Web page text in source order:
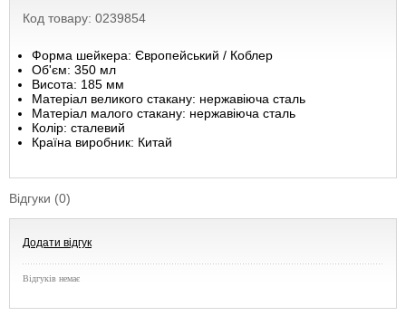
Код товару: 0239854
Форма шейкера: Європейський / Коблер
Об'єм: 350 мл
Висота: 185 мм
Матеріал великого стакану: нержавіюча сталь
Матеріал малого стакану: нержавіюча сталь
Колір: сталевий
Країна виробник: Китай
Відгуки (0)
Додати відгук
Відгуків немає